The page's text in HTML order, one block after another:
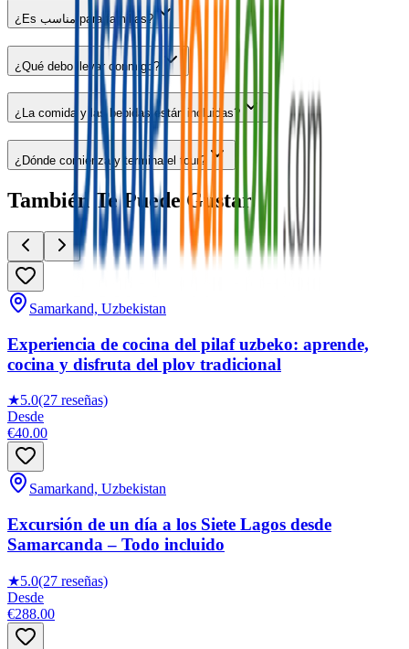
¿Es مناسب para familias?
¿Qué debo llevar conmigo?
¿La comida y las bebidas están incluidas?
¿Dónde comienza y termina el tour?
También Te Puede Gustar
Samarkand, Uzbekistan
Experiencia de cocina del pilaf uzbeko: aprende,
cocina y disfruta del plov tradicional
★5.0(27 reseñas)
Desde
€40.00
Samarkand, Uzbekistan
Excursión de un día a los Siete Lagos desde
Samarcanda – Todo incluido
★5.0(27 reseñas)
Desde
€288.00